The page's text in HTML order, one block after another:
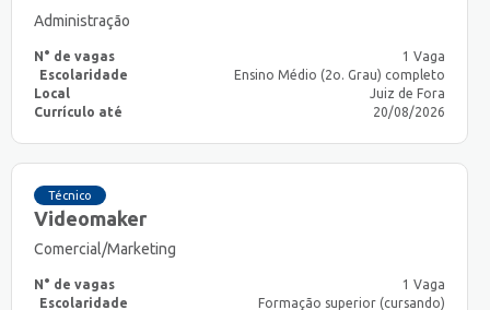
Administração
N° de vagas
1 Vaga
Escolaridade
Ensino Médio (2o. Grau) completo
Local
Juiz de Fora
Currículo até
20/08/2026
Técnico
Videomaker
Comercial/Marketing
N° de vagas
1 Vaga
Escolaridade
Formação superior (cursando)